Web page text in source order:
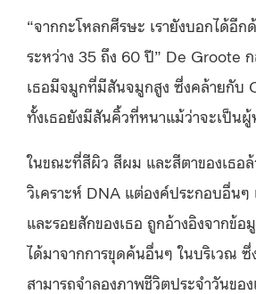
“จากกะโหลกศีรษะ เรายังบอกได้อีก
ระหว่าง 35 ถึง 60 ปี” De Groote ก
เธอมีจมูกที่มีสันจมูกสูง ซึ่งคล้ายกับ
ทั้งเธอยังมีสันคิ้วที่หนาแม้ว่าจะเป็น
ในขณะที่สีผิว สีผม และสีตาของเธอ
วิเคราะห์ DNA แต่องค์ประกอบอื่นๆ
และรอยสักของเธอ ถูกอ้างอิงจากข้
ได้มาจากการขุดค้นอื่นๆ ในบริเวณ ซึ่
สามารถจำลองภาพชีวิตประจำวันขอ